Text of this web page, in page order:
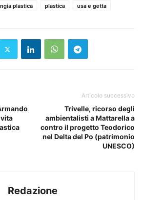
plastica plastica usa e getta
Articolo successivo
Trivelle, ricorso degli
ambientalisti a Mattarella a
contro il progetto Teodorico
nel Delta del Po (patrimonio
UNESCO)
Redazione